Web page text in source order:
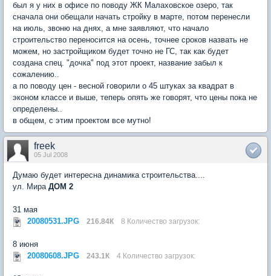
был я у них в офисе по поводу ЖК Малаховское озеро, так
сначала они обещали начать стройку в марте, потом перенесли
на июль, звоню на днях, а мне заявляют, что начало
строительство переносится на осень, точнее сроков назвать не
можем, но застройщиком будет точно не ГС, так как будет
создана спец. "дочка" под этот проект, название забыл к
сожалению..
а по поводу цен - весной говорили о 45 штуках за квадрат в
эконом классе и выше, теперь опять же говорят, что цены пока не
определены..
в общем, с этим проектом все мутно!
freek
05 Jul 2008
Думаю будет интересна динамика строительства....
ул. Мира ДОМ 2
31 мая
20080531.JPG
216.84К 8 Количество загрузок:
8 июня
20080608.JPG
243.1К 4 Количество загрузок: